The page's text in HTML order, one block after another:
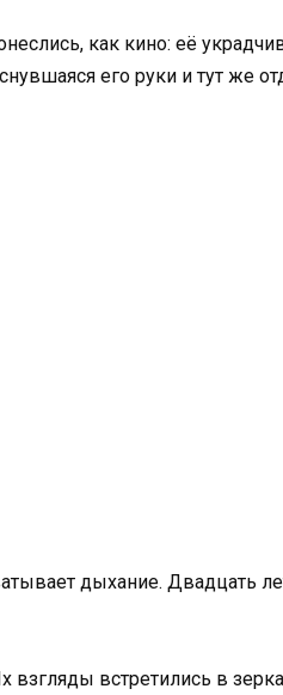
как кино: её
его руки и тут же
дыхание. Двадцать
взгляды встретились в